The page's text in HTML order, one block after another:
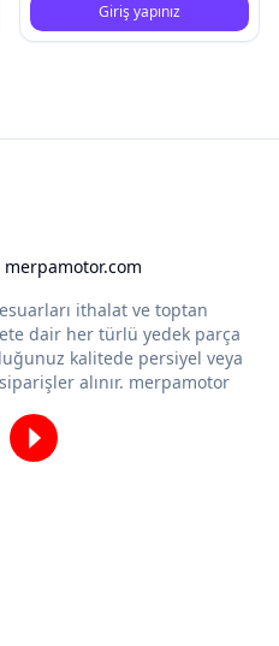
Giriş yapınız
ithalat ve toptan
dair her türlü yedek parça
kalitede persiyel veya
alınır. merpamotor